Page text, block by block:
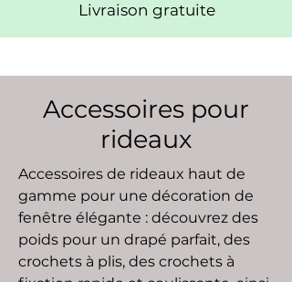
Livraison gratuite
Accessoires pour
rideaux
Accessoires de rideaux haut de
gamme pour une décoration de
fenêtre élégante : découvrez des
poids pour un drapé parfait, des
crochets à plis, des crochets à